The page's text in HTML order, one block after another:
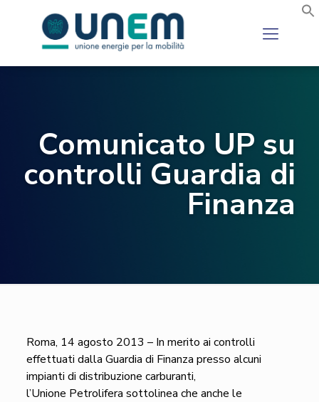
Comunicato UP su
controlli Guardia di
Finanza
Roma, 14 agosto 2013 – In merito ai controlli
effettuati dalla Guardia di Finanza presso alcuni
impianti di distribuzione carburanti,
l’Unione Petrolifera sottolinea che anche le